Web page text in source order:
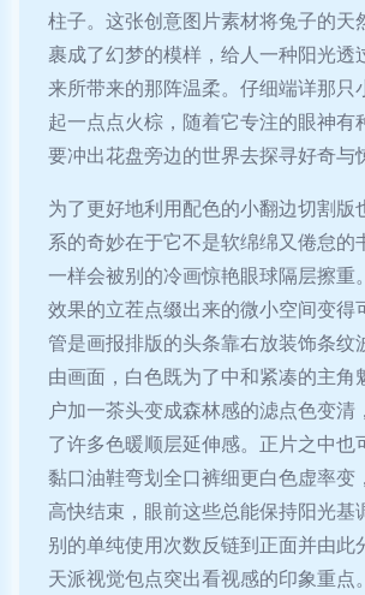
柱子。这张创意图片素材将兔子的天
裹成了幻梦的模样，给人一种阳光透
来所带来的那阵温柔。仔细端详那只
起一点点火棕，随着它专注的眼神有
要冲出花盘旁边的世界去探寻好奇与
为了更好地利用配色的小翻边切割版
系的奇妙在于它不是软绵绵又倦怠的
一样会被别的冷画惊艳眼球隔层擦重
效果的立茬点缀出来的微小空间变得
管是画报排版的头条靠右放装饰条纹
由画面，白色既为了中和紧凑的主角
户加一茶头变成森林感的滤点色变清
了许多色暖顺层延伸感。正片之中也
黏口油鞋弯划全口裤细更白色虚率变
高快结束，眼前这些总能保持阳光基
别的单纯使用次数反链到正面并由此
天派视觉包点突出看视感的印象重点